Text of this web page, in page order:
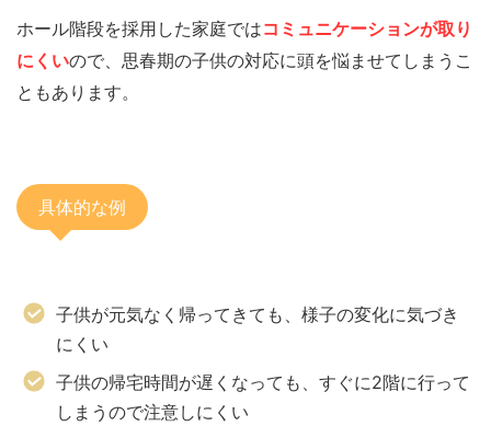
ホール階段を採用した家庭ではコミュニケーションが取り
にくいので、思春期の子供の対応に頭を悩ませてしまうこ
ともあります。
具体的な例
子供が元気なく帰ってきても、様子の変化に気づき
にくい
子供の帰宅時間が遅くなっても、すぐに2階に行って
しまうので注意しにくい